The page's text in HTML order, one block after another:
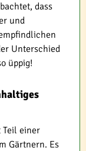
dass
und
Unterschied
üppig!
Teil einer
Gärtnern. Es